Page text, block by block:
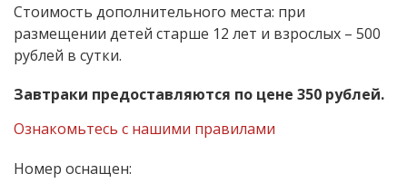
Стоимость дополнительного места: при
размещении детей старше 12 лет и взрослых – 500
рублей в сутки.
Завтраки предоставляются по цене 350 рублей.
Ознакомьтесь с нашими правилами
Номер оснащен: